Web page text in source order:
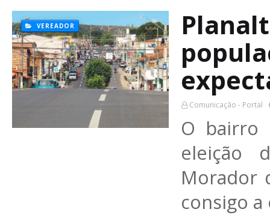
VEREADOR
Comunicação - Portal
O bairro
eleição
Morador
consigo